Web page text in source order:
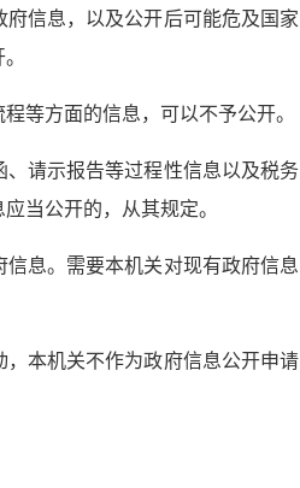
信息，以及公开后可能危及国家
等方面的信息，可以不予公开。
请示报告等过程性信息以及税务
当公开的，从其规定。
息。需要本机关对现有政府信息
本机关不作为政府信息公开申请